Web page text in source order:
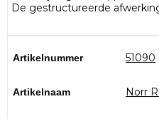
De gestructureerde
Artikelnummer 51090
Artikelnaam Norr